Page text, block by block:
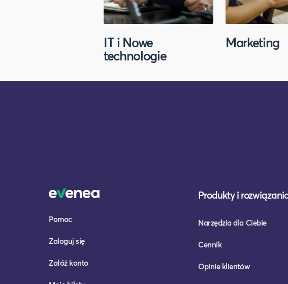
IT i Nowe
technologie
Marketing
Pomoc
Zaloguj się
Załóż konto
Produkty i
Narzędzia dla Ciebie
Cennik
Opinie klientów